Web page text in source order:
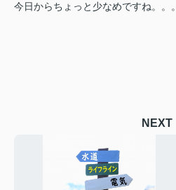
今日からちょっと少なめですね。。。
NEXT